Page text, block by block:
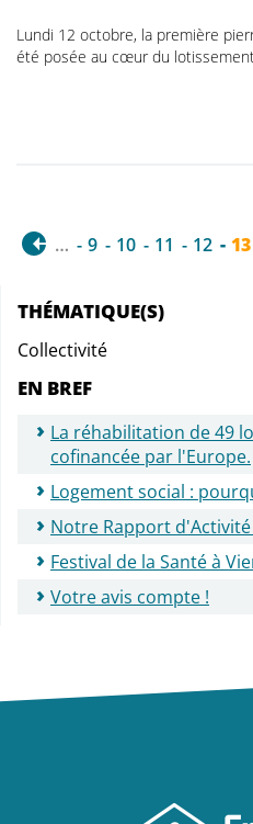
Lundi 12 octobre, la première
été posée au cœur du
… 9 10 11 12 13
THÉMATIQUE(S)
Collectivité
EN BREF
La réhabilitation de 49
cofinancée par l'Europe.
Logement social :
Notre Rapport
Festival de la Santé à
Votre avis compte !